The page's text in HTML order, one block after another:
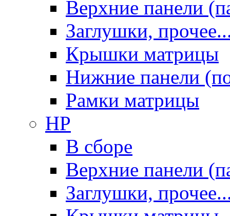
Верхние панели
Заглушки,
Крышки матрицы
Нижние панели
Рамки матрицы
HP
В сборе
Верхние панели
Заглушки,